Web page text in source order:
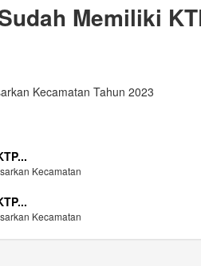
Memiliki
Kecamatan Tahun 2023
Kecamatan
Kecamatan